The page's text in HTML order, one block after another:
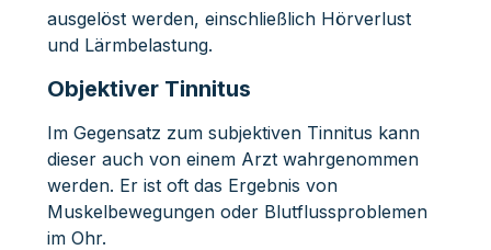
ausgelöst werden, einschließlich Hörverlust
und Lärmbelastung.
Objektiver Tinnitus
Im Gegensatz zum subjektiven Tinnitus kann
dieser auch von einem Arzt wahrgenommen
werden. Er ist oft das Ergebnis von
Muskelbewegungen oder Blutflussproblemen
im Ohr.